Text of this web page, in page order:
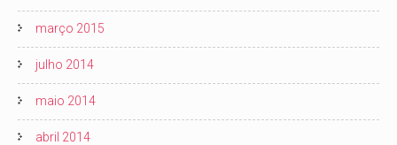
março 2015
julho 2014
maio 2014
abril 2014